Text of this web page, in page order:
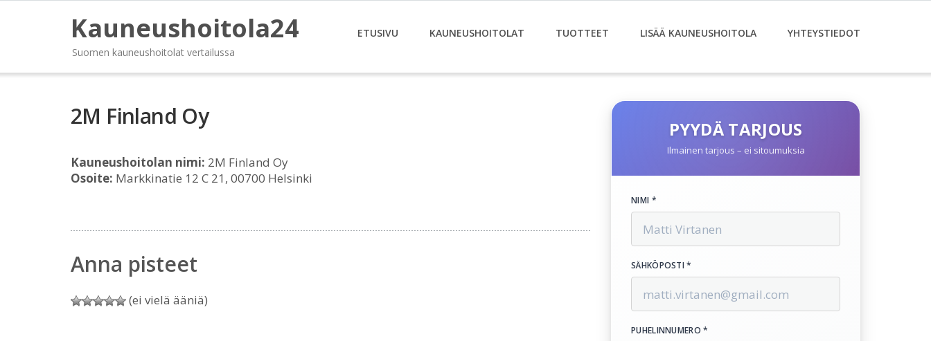
Kauneushoitola24
Suomen kauneushoitolat vertailussa
ETUSIVU KAUNEUSHOITOLAT TUOTTEET LISÄÄ KAUNEUSHOITOLA YHTEYSTIEDOT
2M Finland Oy
Kauneushoitolan nimi: 2M Finland Oy
Osoite: Markkinatie 12 C 21, 00700 Helsinki
Anna pisteet
(ei vielä ääniä)
PYYDÄ TARJOUS
Ilmainen tarjous – ei sitoumuksia
NIMI *
SÄHKÖPOSTI *
PUHELINNUMERO *